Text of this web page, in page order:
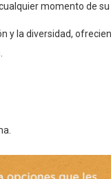
momento de su
y la diversidad,